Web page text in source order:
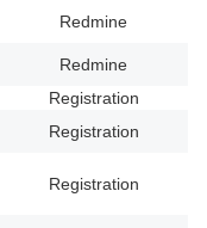
Redmine
Redmine
Registration
Registration
Registration